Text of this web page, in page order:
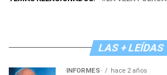
LAS + LEÍDAS
·INFORMES· hace 2 años